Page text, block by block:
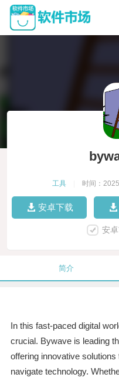
工具 时间：
安卓下载
安
简介
In this fast-paced digital
crucial. Bywave is leading
offering innovative
navigate technology.